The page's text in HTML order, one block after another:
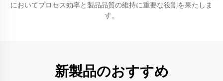
においてプロセス効率と製品品質の維持に重要な役割を果たしま
す。
新製品のおすすめ